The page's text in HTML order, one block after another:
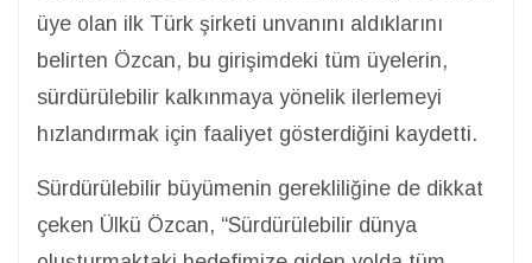
üye olan ilk Türk şirketi unvanını aldıklarını
belirten Özcan, bu girişimdeki tüm üyelerin,
sürdürülebilir kalkınmaya yönelik ilerlemeyi
hızlandırmak için faaliyet gösterdiğini kaydetti.
Sürdürülebilir büyümenin gerekliliğine de dikkat
çeken Ülkü Özcan, “Sürdürülebilir dünya